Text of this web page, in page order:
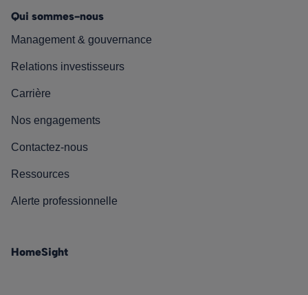
Qui sommes-nous
Management & gouvernance
Relations investisseurs
Carrière
Nos engagements
Contactez-nous
Ressources
Alerte professionnelle
HomeSight